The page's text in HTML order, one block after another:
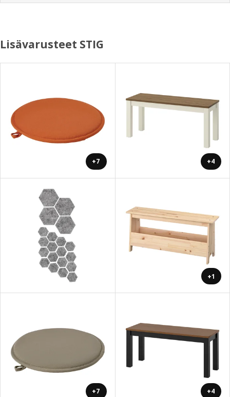
Lisävarusteet STIG
+7 +4
+1
+7 +4